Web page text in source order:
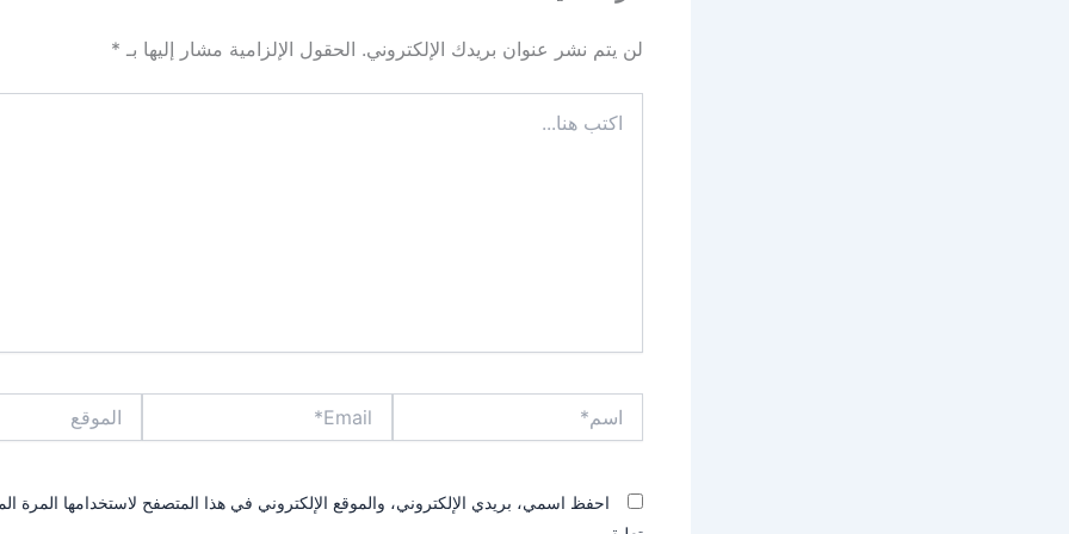
لن يتم نشر عنوان بريدك الإلكتروني. الحقول الإلزامية مشار إليها بـ *
هنا...
احفظ اسمي، بريدي الإلكتروني، والموقع الإلكتروني في هذا المتصفح لاستخدامها المرة